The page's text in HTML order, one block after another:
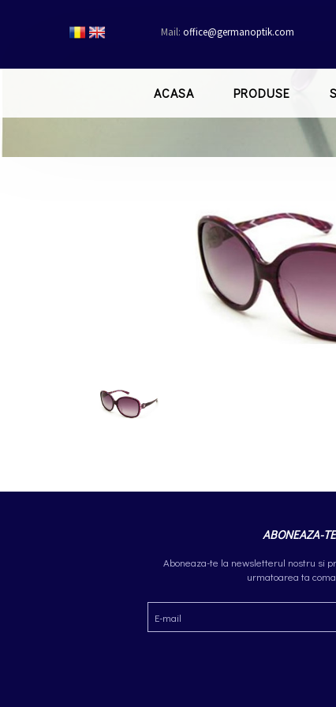
Mail: office@germanoptik.com
ACASA PRODUSE
ABONEAZA-TE
Aboneaza-te la newsletterul nostru si
urmatoarea ta